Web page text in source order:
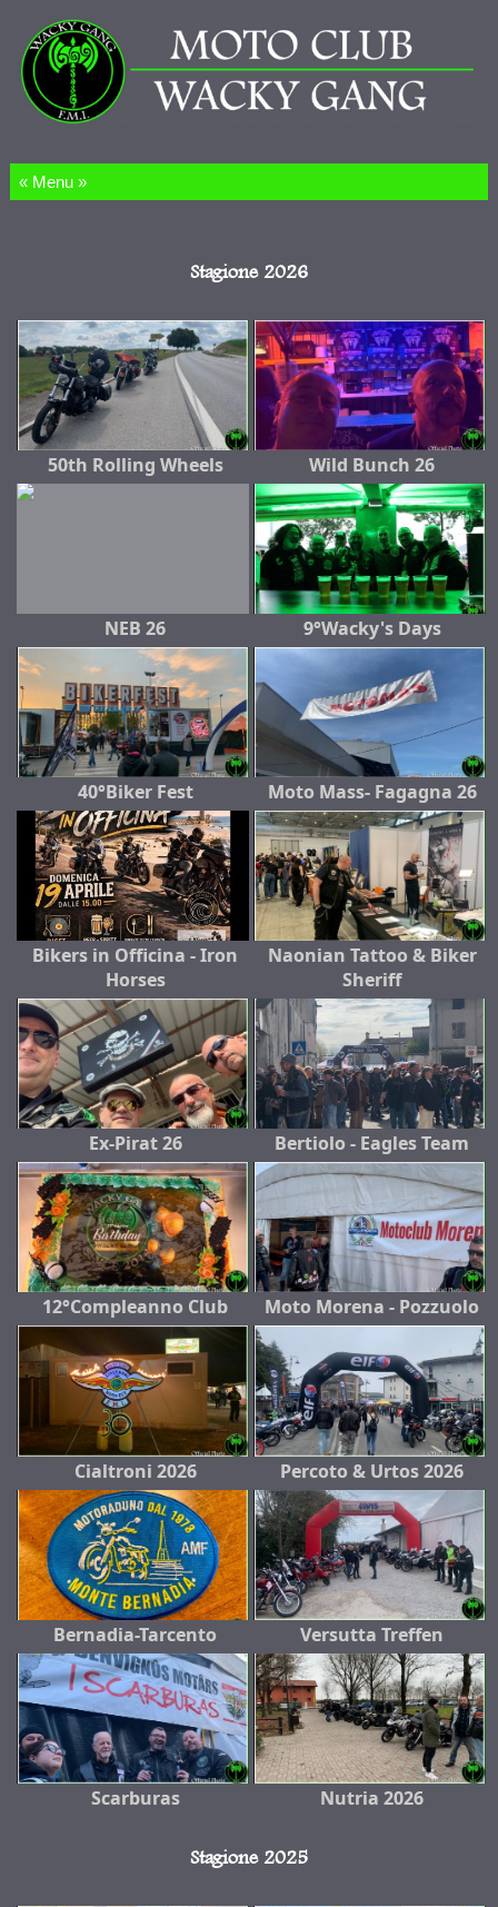
Salta al contenuto
Stagione 2026
50th Rolling Wheels Wild Bunch 26
NEB 26 9°Wacky's Days
40°Biker Fest Moto Mass- Fagagna 26
Bikers in Officina - Iron
Horses
Naonian Tattoo & Biker
Sheriff
Ex-Pirat 26 Bertiolo - Eagles Team
12°Compleanno Club Moto Morena - Pozzuolo
Cialtroni 2026 Percoto & Urtos 2026
Bernadia-Tarcento Versutta Treffen
Scarburas Nutria 2026
Stagione 2025